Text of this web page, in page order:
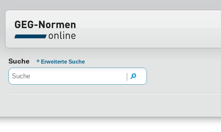
Normenportal Barrierefreiheit
Suche Erweiterte Suche